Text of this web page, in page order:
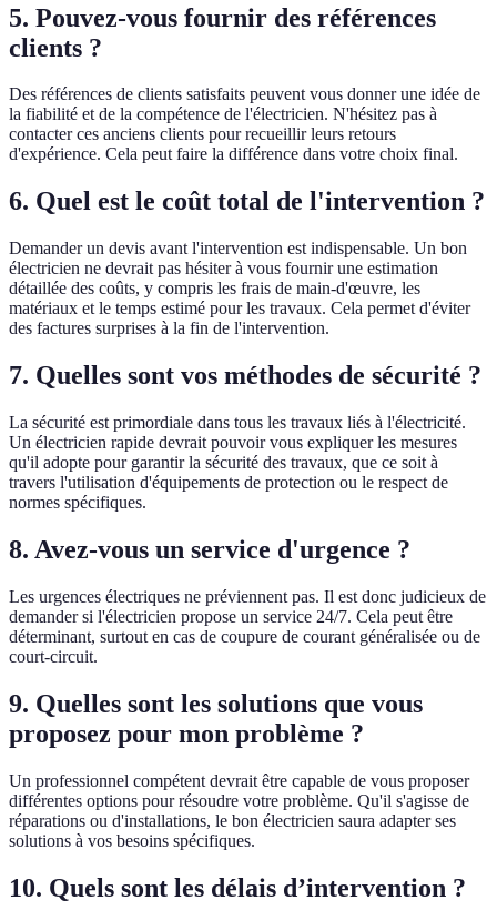
5. Pouvez-vous fournir des références
clients ?
Des références de clients satisfaits peuvent vous donner une idée de
la fiabilité et de la compétence de l'électricien. N'hésitez pas à
contacter ces anciens clients pour recueillir leurs retours
d'expérience. Cela peut faire la différence dans votre choix final.
6. Quel est le coût total de l'intervention ?
Demander un devis avant l'intervention est indispensable. Un bon
électricien ne devrait pas hésiter à vous fournir une estimation
détaillée des coûts, y compris les frais de main-d'œuvre, les
matériaux et le temps estimé pour les travaux. Cela permet d'éviter
des factures surprises à la fin de l'intervention.
7. Quelles sont vos méthodes de sécurité ?
La sécurité est primordiale dans tous les travaux liés à l'électricité.
Un électricien rapide devrait pouvoir vous expliquer les mesures
qu'il adopte pour garantir la sécurité des travaux, que ce soit à
travers l'utilisation d'équipements de protection ou le respect de
normes spécifiques.
8. Avez-vous un service d'urgence ?
Les urgences électriques ne préviennent pas. Il est donc judicieux de
demander si l'électricien propose un service 24/7. Cela peut être
déterminant, surtout en cas de coupure de courant généralisée ou de
court-circuit.
9. Quelles sont les solutions que vous
proposez pour mon problème ?
Un professionnel compétent devrait être capable de vous proposer
différentes options pour résoudre votre problème. Qu'il s'agisse de
réparations ou d'installations, le bon électricien saura adapter ses
solutions à vos besoins spécifiques.
10. Quels sont les délais d’intervention ?